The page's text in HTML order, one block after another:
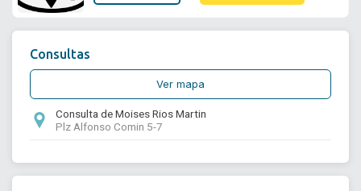
Consultas
Ver mapa
Consulta de Moises Rios Martin
Plz Alfonso Comin 5-7